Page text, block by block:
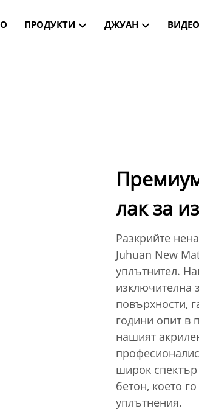
ПРОДУКТИ ДЖУАН ВИДЕО
лак за
Разкрийте
Juhuan New
уплътнител.
изключителна
повърхности,
години опит в
нашият
широк
бетон, което
уплътнения.